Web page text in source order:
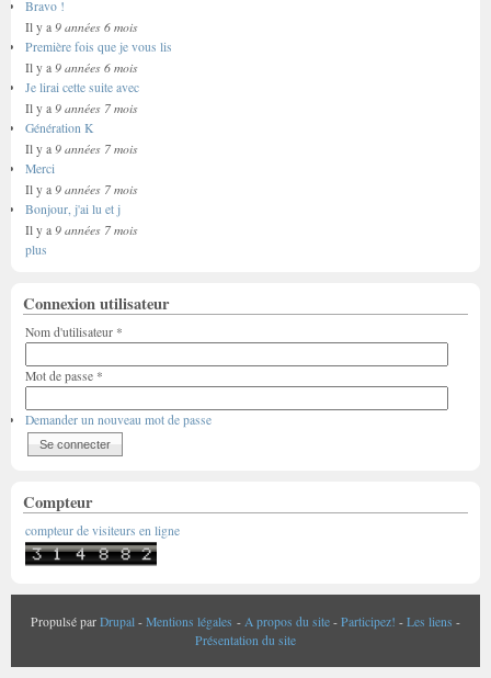
Bravo !
Il y a 9 années 6 mois
Première fois que je vous lis
Il y a 9 années 6 mois
Je lirai cette suite avec
Il y a 9 années 7 mois
Génération K
Il y a 9 années 7 mois
Merci
Il y a 9 années 7 mois
Bonjour, j'ai lu et j
Il y a 9 années 7 mois
plus
Connexion utilisateur
Nom d'utilisateur *
Mot de passe *
Demander un nouveau mot de passe
Compteur
compteur de visiteurs en ligne
Propulsé par Drupal - Mentions légales - A propos du site - Participez! - Les liens -
Présentation du site